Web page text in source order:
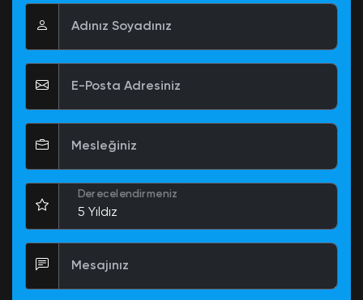
Adınız Soyadınız
E-Posta Adresiniz
Mesleğiniz
Derecelendirmeniz
Mesajınız